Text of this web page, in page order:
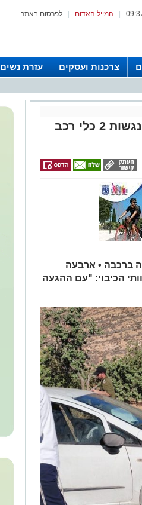
לפרסום באתר המייל האדום
צרכנות ועסקים עזרת נשים
תאונה קשה: נשים חרדיות נפצעו בהתנגשות 2 כלי רכב
ברכבה • ארבעה
הכיבוי: "עם ההגעה